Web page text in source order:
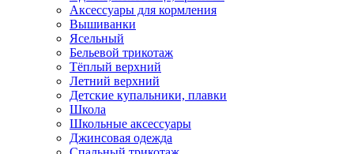
Аксессуары для кормления
Вышиванки
Ясельный
Бельевой трикотаж
Тёплый верхний
Летний верхний
Детские купальники, плавки
Школа
Школьные аксессуары
Джинсовая одежда